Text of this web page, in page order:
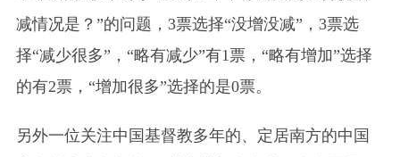
减情况是？”的问题，3票选择“没增没减”，3票选
择“减少很多”，“略有减少”有1票，“略有增加”选择
的有2票，“增加很多”选择的是0票。
另外一位关注中国基督教多年的、定居南方的中国